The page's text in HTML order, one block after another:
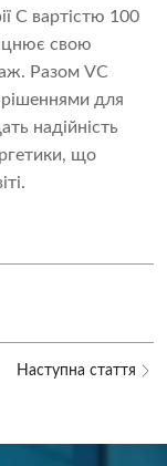
C вартістю 100
свою
Разом VC
рішеннями для
надійність
що
Наступна стаття